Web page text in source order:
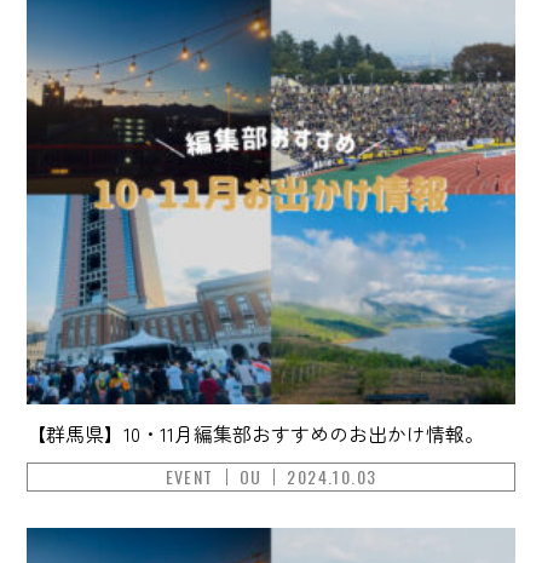
【群馬県】10・11月編集部おすすめのお出かけ情報。
EVENT OU 2024.10.03